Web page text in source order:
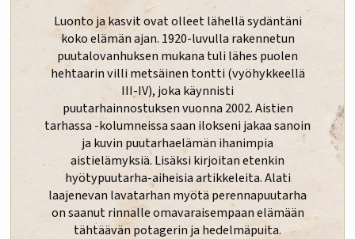
Luonto ja kasvit ovat olleet lähellä sydäntäni
koko elämän ajan. 1920-luvulla rakennetun
puutalovanhuksen mukana tuli lähes puolen
hehtaarin villi metsäinen tontti (vyöhykkeellä
III-IV), joka käynnisti
puutarhainnostuksen vuonna 2002. Aistien
tarhassa -kolumneissa saan ilokseni jakaa sanoin
ja kuvin puutarhaelämän ihanimpia
aistielämyksiä. Lisäksi kirjoitan etenkin
hyötypuutarha-aiheisia artikkeleita. Alati
laajenevan lavatarhan myötä perennapuutarha
on saanut rinnalle omavaraisempaan elämään
tähtäävän potagerin ja hedelmäpuita.